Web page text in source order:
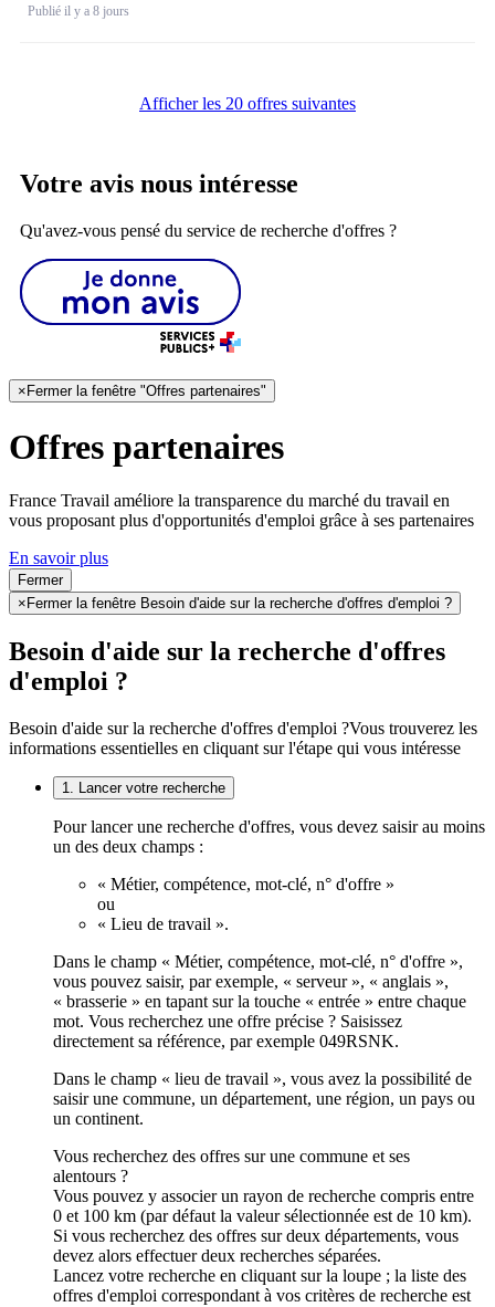
Publié il y a 8 jours
Afficher les 20 offres suivantes
Votre avis nous intéresse
Qu'avez-vous pensé du service de recherche d'offres ?
× Fermer la fenêtre "Offres partenaires"
Offres partenaires
France Travail améliore la transparence du marché du travail en
vous proposant plus d'opportunités d'emploi grâce à ses partenaires
En savoir plus
Fermer
× Fermer la fenêtre Besoin d'aide sur la recherche d'offres d'emploi ?
Besoin d'aide sur la recherche d'offres
d'emploi ?
Besoin d'aide sur la recherche d'offres d'emploi ?Vous trouverez les
informations essentielles en cliquant sur l'étape qui vous intéresse
1. Lancer votre recherche
Pour lancer une recherche d'offres, vous devez saisir au moins
un des deux champs :
« Métier, compétence, mot-clé, n° d'offre »
ou
« Lieu de travail ».
Dans le champ « Métier, compétence, mot-clé, n° d'offre »,
vous pouvez saisir, par exemple, « serveur », « anglais »,
« brasserie » en tapant sur la touche « entrée » entre chaque
mot. Vous recherchez une offre précise ? Saisissez
directement sa référence, par exemple 049RSNK.
Dans le champ « lieu de travail », vous avez la possibilité de
saisir une commune, un département, une région, un pays ou
un continent.
Vous recherchez des offres sur une commune et ses
alentours ?
Vous pouvez y associer un rayon de recherche compris entre
0 et 100 km (par défaut la valeur sélectionnée est de 10 km).
Si vous recherchez des offres sur deux départements, vous
devez alors effectuer deux recherches séparées.
Lancez votre recherche en cliquant sur la loupe ; la liste des
offres d'emploi correspondant à vos critères de recherche est